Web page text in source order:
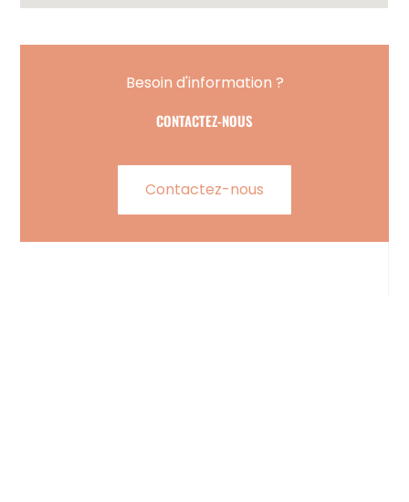
Besoin d'information ?
CONTACTEZ-NOUS
Contactez-nous